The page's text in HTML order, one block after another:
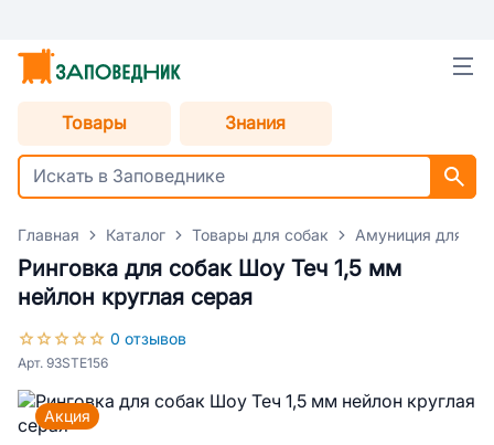
Товары Знания
Главная Каталог Товары для собак Амуниция для
Ринговка для собак Шоу Теч 1,5 мм
нейлон круглая серая
0 отзывов
Арт. 93STE156
Акция